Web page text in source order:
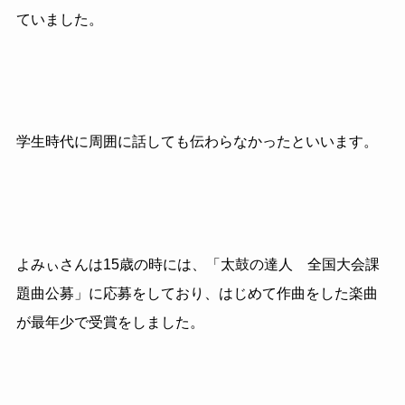
ていました。
学生時代に周囲に話しても伝わらなかったといいます。
よみぃさんは15歳の時には、「太鼓の達人 全国大会課
題曲公募」に応募をしており、はじめて作曲をした楽曲
が最年少で受賞をしました。